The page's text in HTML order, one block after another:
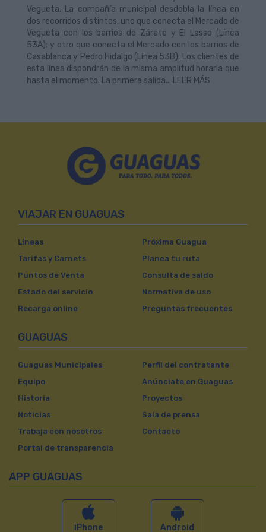
Vegueta. La compañía municipal desdobla la línea en
dos recorridos distintos, uno que conecta el Mercado de
Vegueta con los barrios de Zárate y El Lasso (Línea
53A); y otro que conecta el Mercado con los barrios de
Casablanca y Pedro Hidalgo (Línea 53B). Los clientes de
esta línea dispondrán de la misma amplitud horaria que
hasta el momento. La primera salida... LEER MÁS
VIAJAR EN GUAGUAS
Líneas
Tarifas y Carnets
Puntos de Venta
Estado del servicio
Recarga online
Próxima Guagua
Planea tu ruta
Consulta de saldo
Normativa de uso
Preguntas frecuentes
GUAGUAS
Guaguas Municipales
Equipo
Historia
Noticias
Trabaja con nosotros
Portal de transparencia
Perfil del contratante
Anúnciate en Guaguas
Proyectos
Sala de prensa
Contacto
APP GUAGUAS
iPhone Android